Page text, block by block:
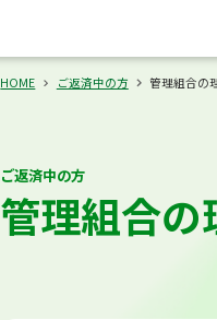
HOME ご返済中の方 管理組合の
ご返済中の方
管理組合